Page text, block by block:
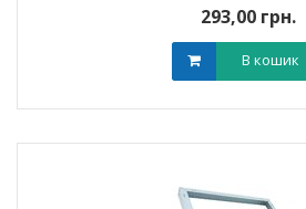
293,00 грн.
В кошик